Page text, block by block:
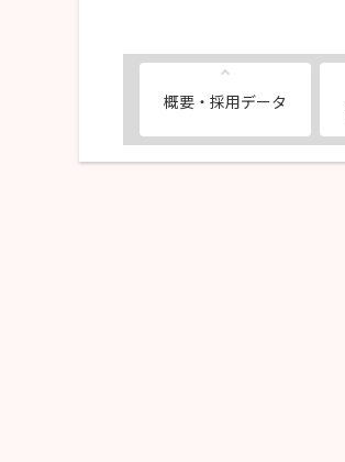
概要・採用データ